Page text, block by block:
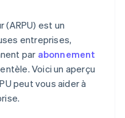
(ARPU) est un
entreprises,
par abonnement
Voici un aperçu
peut vous aider à